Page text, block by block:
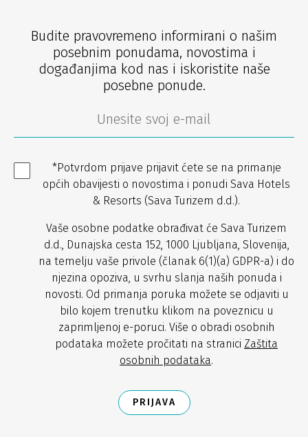
Budite pravovremeno informirani o našim
posebnim ponudama, novostima i
događanjima kod nas i iskoristite naše
posebne ponude.
*Potvrdom prijave prijavit ćete se na primanje
općih obavijesti o novostima i ponudi Sava Hotels
& Resorts (Sava Turizem d.d.).
Vaše osobne podatke obrađivat će Sava Turizem
d.d., Dunajska cesta 152, 1000 Ljubljana, Slovenija,
na temelju vaše privole (članak 6(1)(a) GDPR-a) i do
njezina opoziva, u svrhu slanja naših ponuda i
novosti. Od primanja poruka možete se odjaviti u
bilo kojem trenutku klikom na poveznicu u
zaprimljenoj e-poruci. Više o obradi osobnih
podataka možete pročitati na stranici Zaštita
osobnih podataka.
PRIJAVA